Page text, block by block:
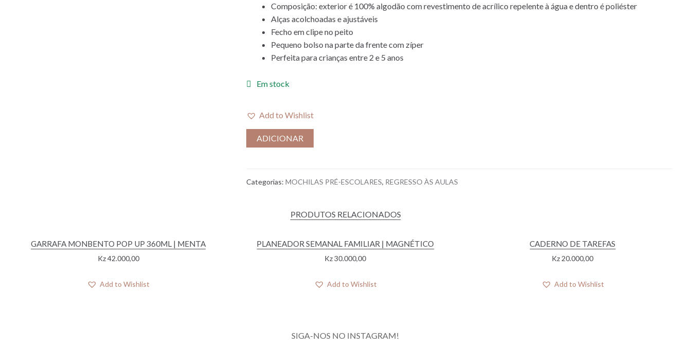
Composição: exterior é 100% algodão com revestimento de acrílico repelente à água e dentro é poliéster
Alças acolchoadas e ajustáveis
Fecho em clipe no peito
Pequeno bolso na parte da frente com zíper
Perfeita para crianças entre 2 e 5 anos
Em stock
Add to Wishlist
ADICIONAR
Categorias: MOCHILAS PRÉ-ESCOLARES, REGRESSO ÀS AULAS
PRODUTOS RELACIONADOS
GARRAFA MONBENTO POP UP 360ML | MENTA
Kz42.000,00
Add to Wishlist
PLANEADOR SEMANAL FAMILIAR | MAGNÉTICO
Kz30.000,00
Add to Wishlist
CADERNO DE TAREFAS
Kz20.000,00
Add to Wishlist
SIGA-NOS NO INSTAGRAM!